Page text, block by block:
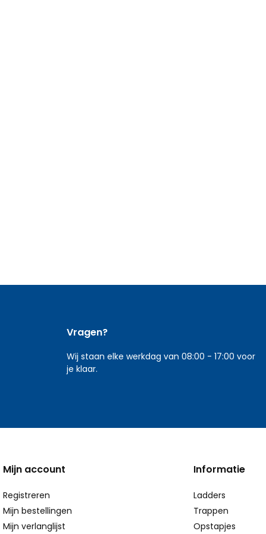
Vragen?
Wij staan elke werkdag van 08:00 - 17:00 voor
je klaar.
Mijn account
Registreren
Mijn bestellingen
Mijn verlanglijst
Informatie
Ladders
Trappen
Opstapjes